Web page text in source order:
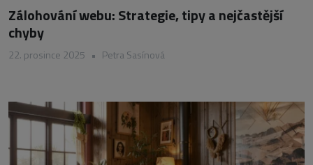
Zálohování webu: Strategie, tipy a nejčastější
chyby
22. prosince 2025 • Petra Sasínová